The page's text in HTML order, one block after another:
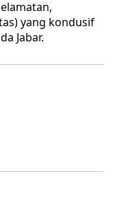
yang kondusif
Jabar.